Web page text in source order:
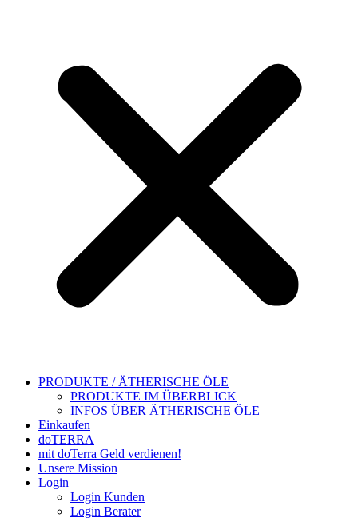
PRODUKTE / ÄTHERISCHE ÖLE
PRODUKTE IM ÜBERBLICK
INFOS ÜBER ÄTHERISCHE ÖLE
Einkaufen
doTERRA
mit doTerra Geld verdienen!
Unsere Mission
Login
Login Kunden
Login Berater